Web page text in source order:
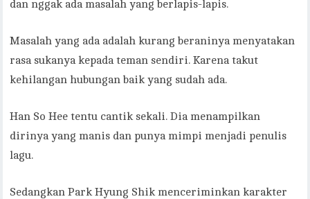
dan nggak ada masalah yang berlapis-lapis.
Masalah yang ada adalah kurang beraninya menyatakan
rasa sukanya kepada teman sendiri. Karena takut
kehilangan hubungan baik yang sudah ada.
Han So Hee tentu cantik sekali. Dia menampilkan
dirinya yang manis dan punya mimpi menjadi penulis
lagu.
Sedangkan Park Hyung Shik menceriminkan karakter